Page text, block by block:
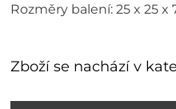
Rozměry balení: 25 x 25 x
Zboží se nachází v